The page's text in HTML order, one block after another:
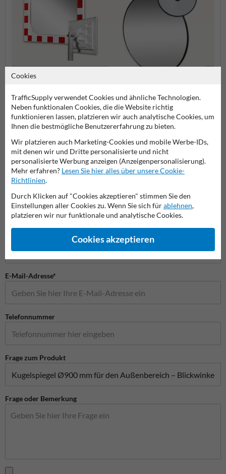
Innenbereichsspiegel
Stellen Sie Ihre Frage an VerkehrsspiegelKaufen.de
Name*
E-Mail-Adresse*
Telefonnummer
Frage zum Produkt
Frage oder Bemerkung
Cookies
TrafficSupply verwendet Cookies und ähnliche Technologien.
Neben funktionalen Cookies, die die Website richtig
funktionieren lassen, platzieren wir auch analytische Cookies, um
Ihnen die bestmögliche Benutzererfahrung zu bieten.
Wir platzieren auch Marketing-Cookies und mobile Werbe-IDs,
mit denen wir und Dritte personalisierte und nicht
personalisierte Werbung anzeigen (Anzeigenpersonalisierung).
Mehr erfahren? Lesen Sie hier alles über unsere Cookie-
Richtlinien.
Durch Klicken auf "Cookies akzeptieren" stimmen Sie den
Einstellungen aller Cookies zu. Wenn Sie sich fürablehnen,
platzieren wir nur funktionale und analytische Cookies.
Cookies akzeptieren